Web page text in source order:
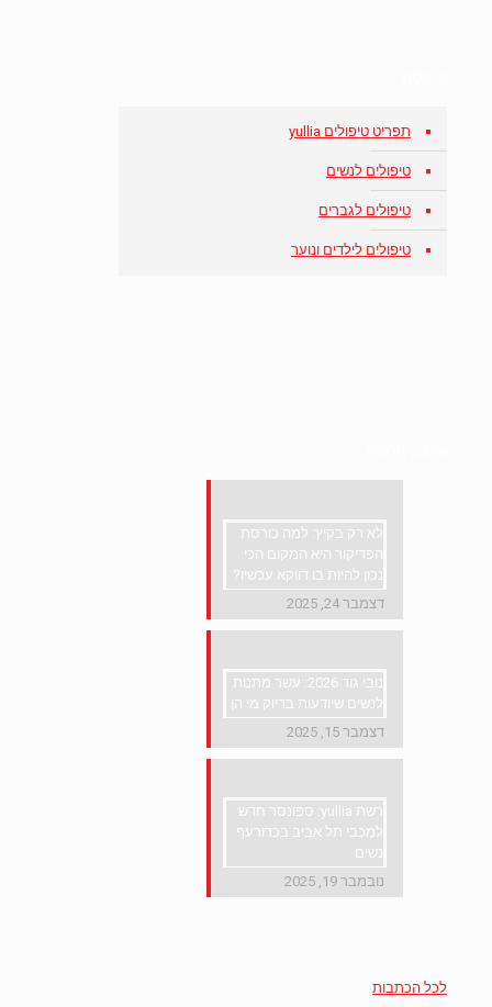
תפריט טיפולים yullia
טיפולים לנשים
טיפולים לגברים
טיפולים לילדים ונוער
לא רק בקיץ: למה כורסת
הפדיקור היא המקום הכי
נכון להיות בו דווקא עכשיו?
דצמבר 24, 2025
נובי גוד 2026: עשר מתנות
לנשים שיודעות בדיוק מי הן
דצמבר 15, 2025
רשת yullia: ספונסר חדש
למכבי תל אביב בכדורעף
נשים
נובמבר 19, 2025
לכל הכתבות